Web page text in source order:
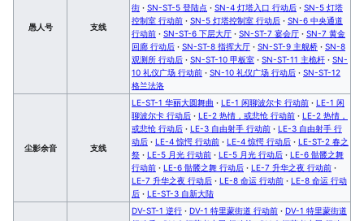
愚人号 支线
街 · SN-ST-5 登陆点 · SN-4 灯塔入口 行动后 · SN-5 灯塔
控制室 行动前 · SN-5 灯塔控制室 行动后 · SN-6 中央通道
行动前 · SN-ST-6 下层大厅 · SN-ST-7 宴会厅 · SN-7 黄金
回廊 行动后 · SN-ST-8 指挥大厅 · SN-ST-9 主舰桥 · SN-8
观测所 行动后 · SN-ST-10 甲板室 · SN-ST-11 主桅杆 · SN-
10 礼仪广场 行动前 · SN-10 礼仪广场 行动后 · SN-ST-12
格兰法洛
尘影余音 支线
LE-ST-1 华丽大圆舞曲 · LE-1 闲聊波尔卡 行动前 · LE-1 闲
聊波尔卡 行动后 · LE-2 热情，或悲怆 行动前 · LE-2 热情，
或悲怆 行动后 · LE-3 自由射手 行动前 · LE-3 自由射手 行
动后 · LE-4 惊愕 行动前 · LE-4 惊愕 行动后 · LE-ST-2 春之
祭 · LE-5 月光 行动前 · LE-5 月光 行动后 · LE-6 骷髅之舞
行动前 · LE-6 骷髅之舞 行动后 · LE-7 升华之夜 行动前 ·
LE-7 升华之夜 行动后 · LE-8 命运 行动前 · LE-8 命运 行动
后 · LE-ST-3 自新大陆
DV-ST-1 逆行 · DV-1 特里蒙街道 行动前 · DV-1 特里蒙街道